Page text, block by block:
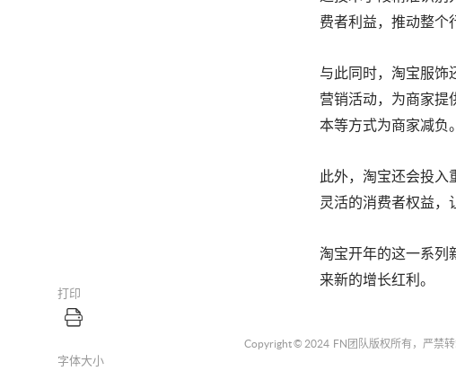
打印
字体大小
费者利益，推动整个
与此同时，淘宝服饰
营销活动，为商家提
本等方式为商家减负。
此外，淘宝还会投入
灵活的消费者权益，
淘宝开年的这一系列
来新的增长红利。
Copyright © 2024 FN团队 版权所有，严禁转